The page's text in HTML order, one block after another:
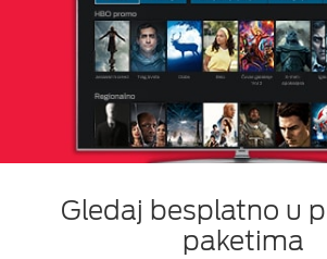
Gledaj besplatno u
paketima